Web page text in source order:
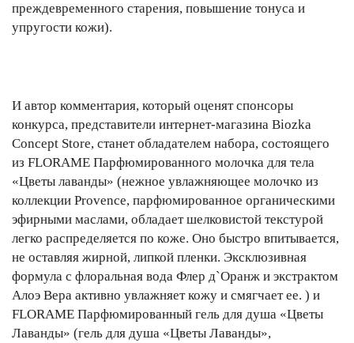
преждевременного старения, повышение тонуса и
упругости кожи).
И автор комментария, который оценят спонсоры
конкурса, представители интернет-магазина Biozka
Concept Store, станет обладателем набора, состоящего
из FLORAME Парфюмированного молочка для тела
«Цветы лаванды» (нежное увлажняющее молочко из
коллекции Provence, парфюмированное органическими
эфирными маслами, обладает шелковистой текстурой
легко распределяется по коже. Оно быстро впитывается,
не оставляя жирной, липкой пленки. Эксклюзивная
формула с флоральная вода Флер д`Оранж и экстрактом
Алоэ Вера активно увлажняет кожу и смягчает ее. ) и
FLORAME Парфюмированный гель для душа «Цветы
Лаванды» (гель для душа «Цветы Лаванды»,